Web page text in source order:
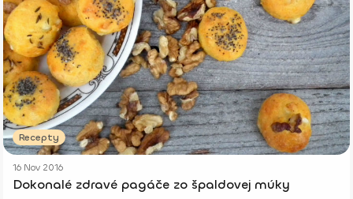
Recepty
16 Nov 2016
Dokonalé zdravé pagáče zo špaldovej múky